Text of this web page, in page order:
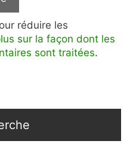
réduire les
sur la façon dont les
sont traitées.